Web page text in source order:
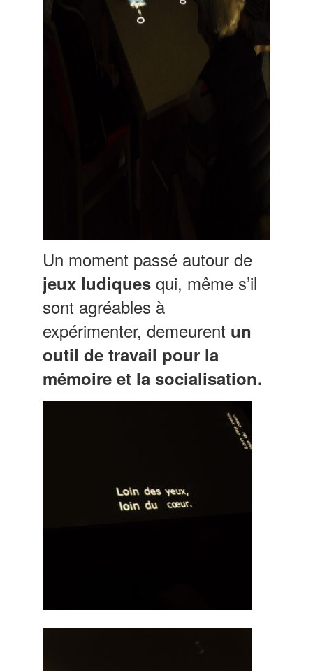
Un moment passé autour de
jeux ludiques qui, même s’il
sont agréables à
expérimenter, demeurent un
outil de travail pour la
mémoire et la socialisation.